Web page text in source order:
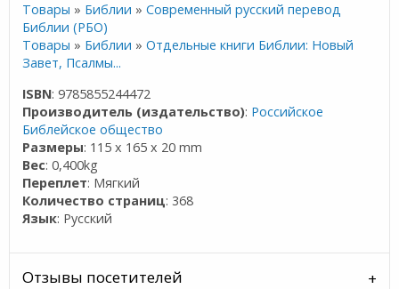
Товары » Библии »Современный русский перевод
Библии (РБО)
Товары » Библии »Отдельные книги Библии: Новый
Завет, Псалмы...
ISBN: 9785855244472
Производитель (издательство): Российское
Библейское общество
Размеры: 115 x 165 x 20 mm
Вес: 0,400kg
Переплет: Мягкий
Количество страниц: 368
Язык: Русский
Отзывы посетителей